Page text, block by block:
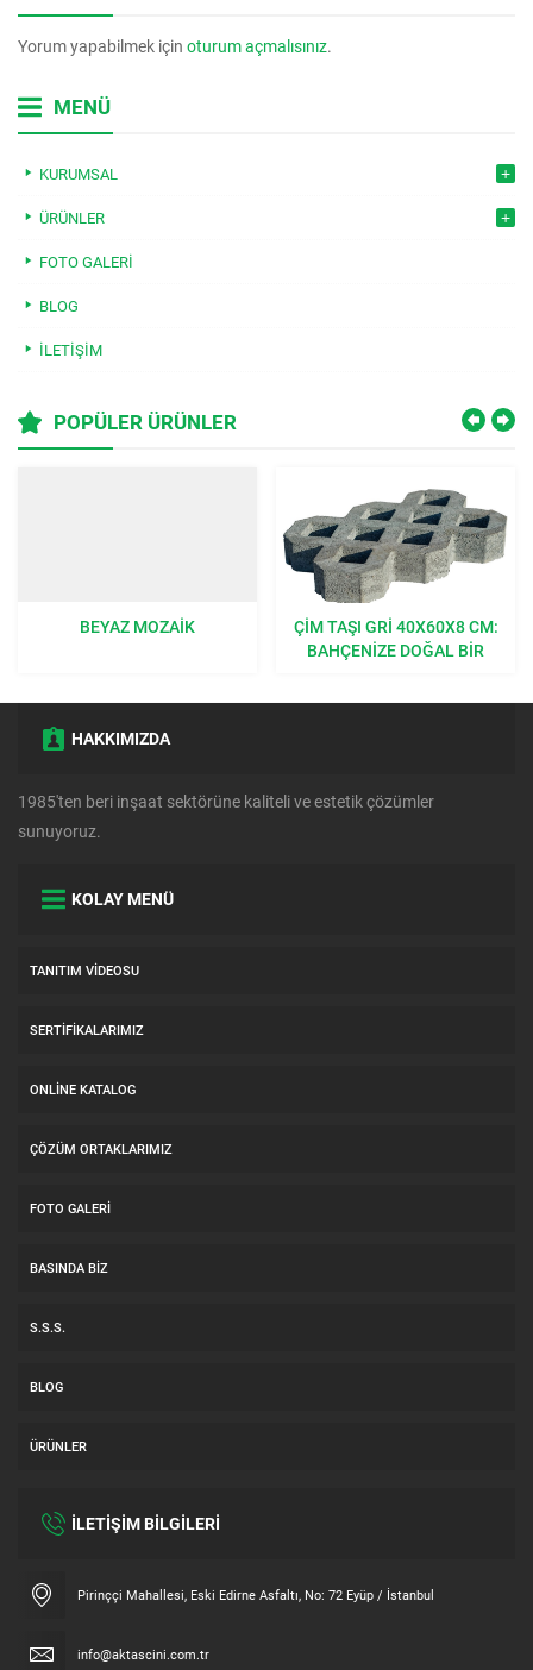
Yorum yapabilmek için oturum açmalısınız.
MENÜ
KURUMSAL
ÜRÜNLER
FOTO GALERI
BLOG
İLETIŞIM
POPÜLER ÜRÜNLER
BEYAZ MOZAIK
ÇIM TAŞI GRI 40X60X8 CM:
BAHÇENIZE DOĞAL BIR
HAKKIMIZDA
1985'ten beri inşaat sektörüne kaliteli ve estetik çözümler
sunuyoruz.
KOLAY MENÜ
TANITIM VIDEOSU
SERTIFIKALARIMIZ
ONLINE KATALOG
ÇÖZÜM ORTAKLARIMIZ
FOTO GALERI
BASINDA BIZ
S.S.S.
BLOG
ÜRÜNLER
İLETİŞİM BİLGİLERİ
Pirinççi Mahallesi, Eski Edirne Asfaltı, No: 72 Eyüp / İstanbul
info@aktascini.com.tr